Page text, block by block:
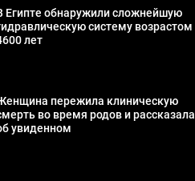
Египте обнаружили сложнейшую
систему возрастом
лет
пережила клиническую
во время родов и рассказала
увиденном